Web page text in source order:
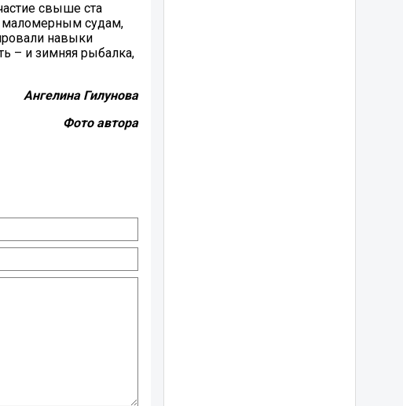
свыше ста
маломерным судам,
навыки
– и зимняя рыбалка,
Ангелина Гилунова
Фото автора